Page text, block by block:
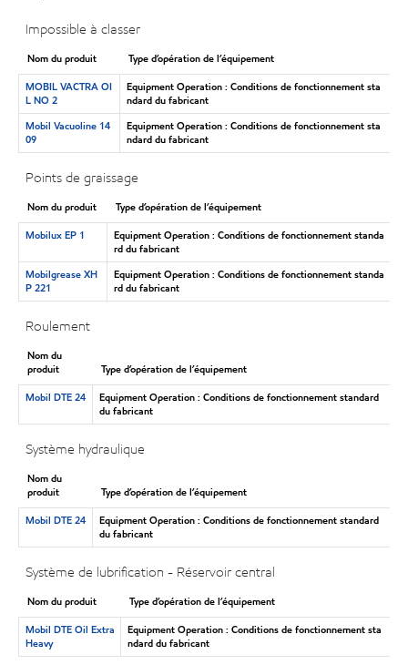
Impossible à classer
Nom du produit
Type d’opération de l’équipement
MOBIL VACTRA OI
L NO 2
Equipment Operation : Conditions de fonctionnement sta
ndard du fabricant
Mobil Vacuoline 14
09
Equipment Operation : Conditions de fonctionnement sta
ndard du fabricant
Points de graissage
Nom du produit
Type d’opération de l’équipement
Mobilux EP 1
Equipment Operation : Conditions de fonctionnement standa
rd du fabricant
Mobilgrease XH
P 221
Equipment Operation : Conditions de fonctionnement standa
rd du fabricant
Roulement
Nom du
produit
Type d’opération de l’équipement
Mobil DTE 24
Equipment Operation : Conditions de fonctionnement standard
du fabricant
Système hydraulique
Nom du
produit
Type d’opération de l’équipement
Mobil DTE 24
Equipment Operation : Conditions de fonctionnement standard
du fabricant
Système de lubrification - Réservoir central
Nom du produit
Type d’opération de l’équipement
Mobil DTE Oil Extra
Heavy
Equipment Operation : Conditions de fonctionnement sta
ndard du fabricant